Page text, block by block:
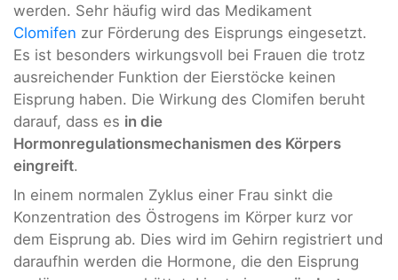
werden. Sehr häufig wird das Medikament
Clomifen zur Förderung des Eisprungs eingesetzt.
Es ist besonders wirkungsvoll bei Frauen die trotz
ausreichender Funktion der Eierstöcke keinen
Eisprung haben. Die Wirkung des Clomifen beruht
darauf, dass es in die
Hormonregulationsmechanismen des Körpers
eingreift.
In einem normalen Zyklus einer Frau sinkt die
Konzentration des Östrogens im Körper kurz vor
dem Eisprung ab. Dies wird im Gehirn registriert und
daraufhin werden die Hormone, die den Eisprung